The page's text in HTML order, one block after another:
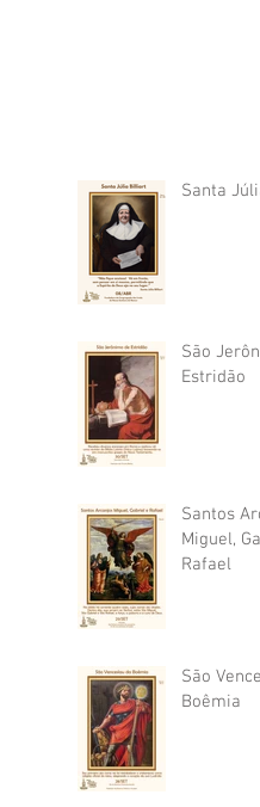
Santa
São
Estridão
Santos
Miguel,
Rafael
São
Boêmia